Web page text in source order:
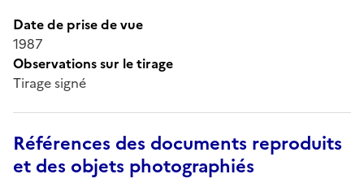
Date de prise de vue
1987
Observations sur le tirage
Tirage signé
Références des documents reproduits
et des objets photographiés